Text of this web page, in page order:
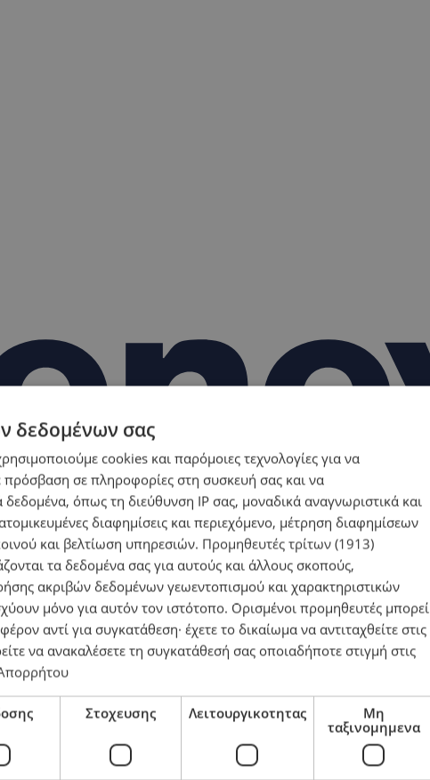
τα κέρδη
δεδομένων σας
cookies και παρόμοιες τεχνολογίες για να
σε πληροφορίες στη συσκευή σας και να
όπως τη διεύθυνση IP σας, μοναδικά αναγνωριστικά και
διαφημίσεις και περιεχόμενο, μέτρηση διαφημίσεων
και βελτίωση υπηρεσιών. Προμηθευτές τρίτων (1913)
τα δεδομένα σας για αυτούς και άλλους σκοπούς,
ακριβών δεδομένων γεωεντοπισμού και χαρακτηριστικών
μόνο για αυτόν τον ιστότοπο. Ορισμένοι προμηθευτές μπορεί
αντί για συγκατάθεση· έχετε το δικαίωμα να αντιταχθείτε στις
να ανακαλέσετε τη συγκατάθεσή σας οποιαδήποτε στιγμή στις
Στοχευσης Λειτουργικοτητας
Μη
ταξινομημενα